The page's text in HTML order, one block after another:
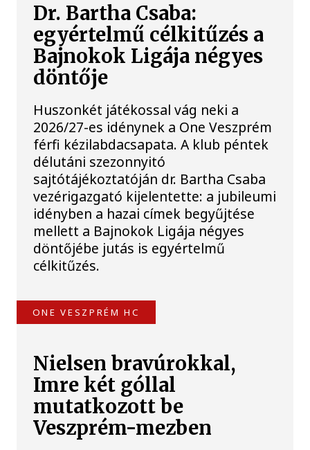
Dr. Bartha Csaba:
egyértelmű célkitűzés a
Bajnokok Ligája négyes
döntője
Huszonkét játékossal vág neki a
2026/27-es idénynek a One Veszprém
férfi kézilabdacsapata. A klub péntek
délutáni szezonnyitó
sajtótájékoztatóján dr. Bartha Csaba
vezérigazgató kijelentette: a jubileumi
idényben a hazai címek begyűjtése
mellett a Bajnokok Ligája négyes
döntőjébe jutás is egyértelmű
célkitűzés.
ONE VESZPRÉM HC
Nielsen bravúrokkal,
Imre két góllal
mutatkozott be
Veszprém-mezben